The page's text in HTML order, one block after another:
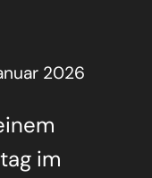
2026
im